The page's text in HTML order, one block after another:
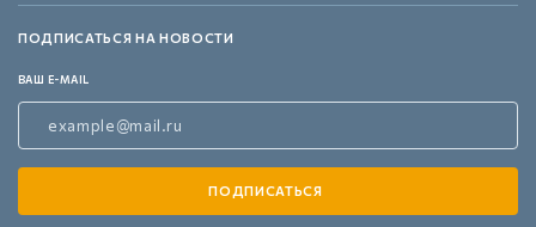
ПОДПИСАТЬСЯ НА НОВОСТИ
ВАШ E-MAIL